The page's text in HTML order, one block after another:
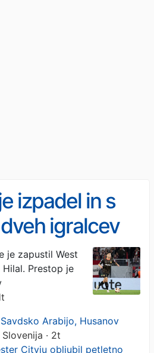
izpadel in s
igralcev
165
je zapustil West
Prestop je
Arabijo, Husanov
Slovenija · 2t
Cityju obljubil petletno